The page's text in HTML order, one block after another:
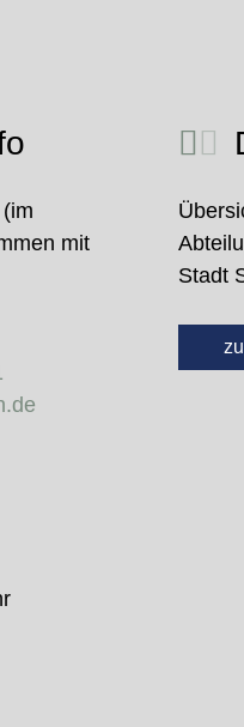
mit
Stadt